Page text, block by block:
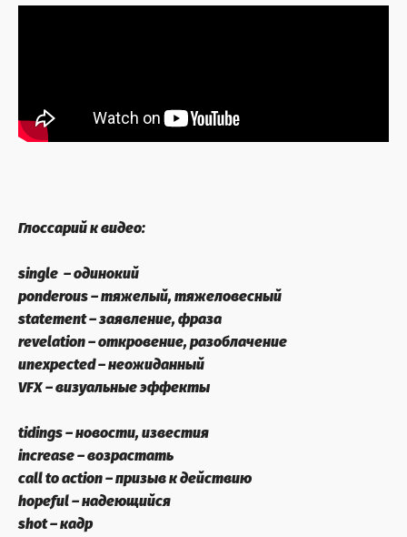
Глоссарий к видео:
single – одинокий
ponderous – тяжелый, тяжеловесный
statement – заявление, фраза
revelation – откровение, разоблачение
unexpected – неожиданный
VFX–визуальные эффекты
tidings – новости, известия
increase – возрастать
call to action – призыв к действию
hopeful – надеющийся
shot – кадр